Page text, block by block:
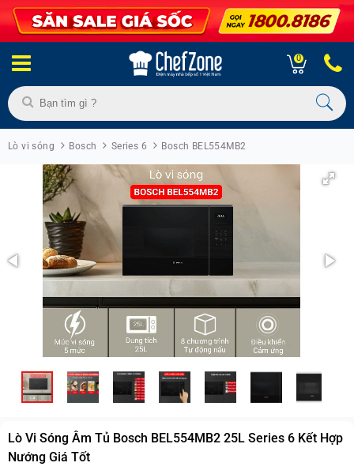
0
Lò vi sóng Bosch Series 6 Bosch BEL554MB2
Lò Vi Sóng Âm Tủ Bosch BEL554MB2 25L Series 6 Kết Hợp
Nướng Giá Tốt